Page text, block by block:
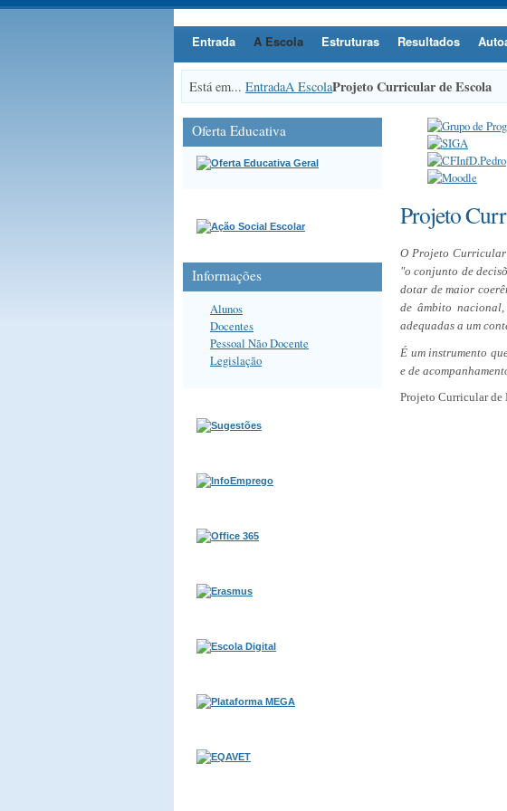
Entrada A Escola Estruturas Resultados
Está em... EntradaA EscolaProjeto Curricular de Escola
Projeto
O Projeto Curricular
"o conjunto de
dotar de maior
de âmbito
adequadas a um
É um instrumento
e de
Projeto Curricular de
Oferta Educativa
Informações
Alunos
Docentes
Pessoal Não Docente
Legislação